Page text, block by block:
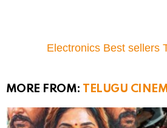
Electronics Best sellers
MORE FROM: TELUGU